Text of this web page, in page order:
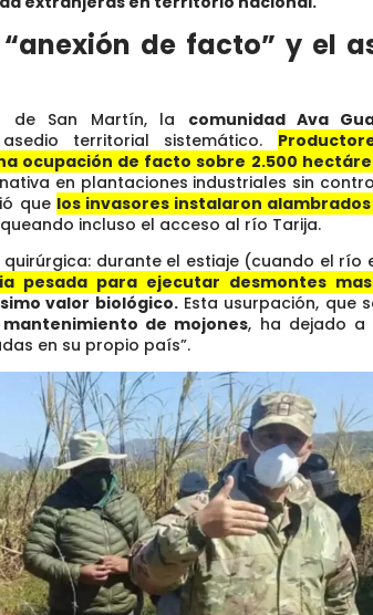
de facto” y el
de San Martín, la comunidad Ava
territorial sistemático.
ocupación de facto sobre 2.500
en plantaciones industriales sin
que los invasores instalaron
incluso el acceso al río Tarija.
quirúrgica: durante el estiaje (cuando el río
pesada para ejecutar desmontes
valor biológico.Esta usurpación, que
de mojones, ha dejado a
en su propio país”.